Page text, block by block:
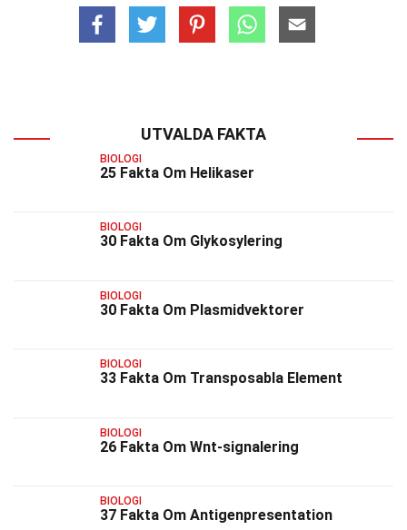
UTVALDA FAKTA
BIOLOGI
25 Fakta Om Helikaser
BIOLOGI
30 Fakta Om Glykosylering
BIOLOGI
30 Fakta Om Plasmidvektorer
BIOLOGI
33 Fakta Om Transposabla Element
BIOLOGI
26 Fakta Om Wnt-signalering
BIOLOGI
37 Fakta Om Antigenpresentation